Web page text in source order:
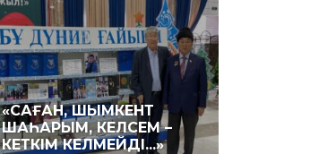
«САҒАН, ШЫМКЕНТ
ШАҺАРЫМ, КЕЛСЕМ –
КЕТКІМ КЕЛМЕЙДІ...»